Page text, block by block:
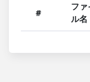
#
ファ
ル名